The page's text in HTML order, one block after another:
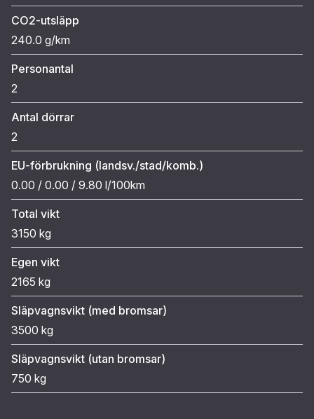
CO2-utsläpp
240.0 g/km
Personantal
2
Antal dörrar
2
EU-förbrukning (landsv./stad/komb.)
0.00 / 0.00 / 9.80 l/100km
Total vikt
3150 kg
Egen vikt
2165 kg
Släpvagnsvikt (med bromsar)
3500 kg
Släpvagnsvikt (utan bromsar)
750 kg